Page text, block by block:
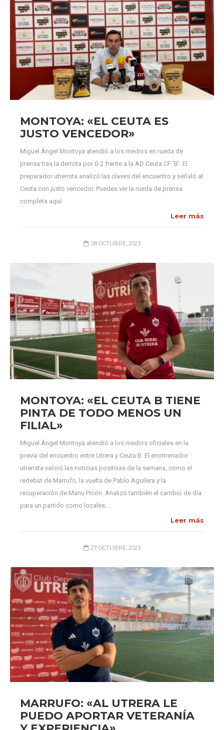
MONTOYA: «EL CEUTA ES
JUSTO VENCEDOR»
Miguel Ángel Montoya atendió a los medios en rueda de
prensa tras la derrota por 0-2 frente a la AD Ceuta CF ‘B’. El
preparador utrerista analizó las claves del encuentro y señaló al
Ceuta con justo vencedor. Puedes ver la rueda de prensa
completa aquí:
Leer más
28 OCTUBRE, 2023
MONTOYA: «EL CEUTA B TIENE
PINTA DE TODO MENOS UN
FILIAL»
Miguel Ángel Montoya atendió a los medios oficiales en la
previa del encuentro entre Utrera y Ceuta B. El emntrenador
utrerista valoró las noticias positivas de la semana, como el
redebut de Marrufo, la vuelta de Pablo Aguilera y la
recuperación de Manu Picón. Analizó también el cambio de día
para un partido como locales:…
Leer más
27 OCTUBRE, 2023
MARRUFO: «AL UTRERA LE
PUEDO APORTAR VETERANÍA